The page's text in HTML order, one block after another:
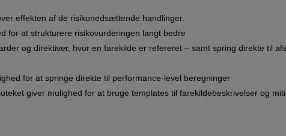
effekten af de risikonedsættende handlinger.
for at strukturere risikovurderingen langt bedre
og direktiver, hvor en farekilde er refereret – samt spring direkte til
for at springe direkte til performance-level beregninger
giver mulighed for at bruge templates til farekildebeskrivelser og